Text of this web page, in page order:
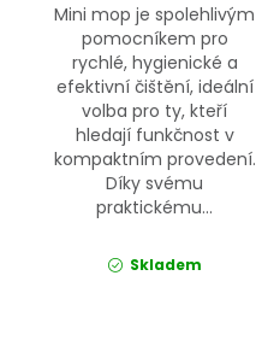
Mini mop je spolehlivým
pomocníkem pro
rychlé, hygienické a
efektivní čištění, ideální
volba pro ty, kteří
hledají funkčnost v
kompaktním provedení.
Díky svému
praktickému...
Skladem